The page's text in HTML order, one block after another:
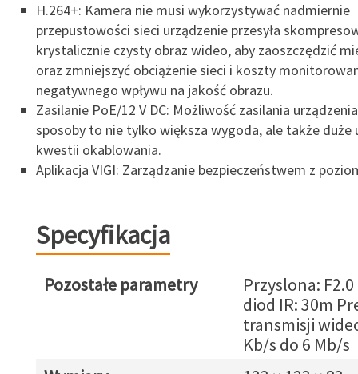
H.264+: Kamera nie musi wykorzystywać nadmiernie
przepustowości sieci urządzenie przesyła
krystalicznie czysty obraz wideo, aby zaoszczędzić
oraz zmniejszyć obciążenie sieci i koszty
negatywnego wpływu na jakość obrazu.
Zasilanie PoE/12 V DC: Możliwość zasilania
sposoby to nie tylko większa wygoda, ale także duże
kwestii okablowania.
Aplikacja VIGI: Zarządzanie bezpieczeństwem z
Specyfikacja
Pozostałe parametry
Przyslona: F2.0
diod IR: 30m
transmisji
Kb/s do 6 Mb/s